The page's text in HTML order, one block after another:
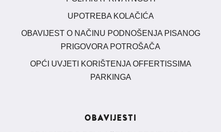
UPOTREBA KOLAČIĆA
OBAVIJEST O NAČINU PODNOŠENJA PISANOG
PRIGOVORA POTROŠAČA
OPĆI UVJETI KORIŠTENJA OFFERTISSIMA
PARKINGA
OBAVIJESTI